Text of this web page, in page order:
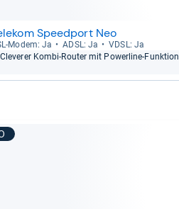
Speedport Neo
​Modem: Ja ADSL: Ja
VDSL: Ja
Cle­verer Kombi-​Rou­ter mit Power­line-​Funk­tion